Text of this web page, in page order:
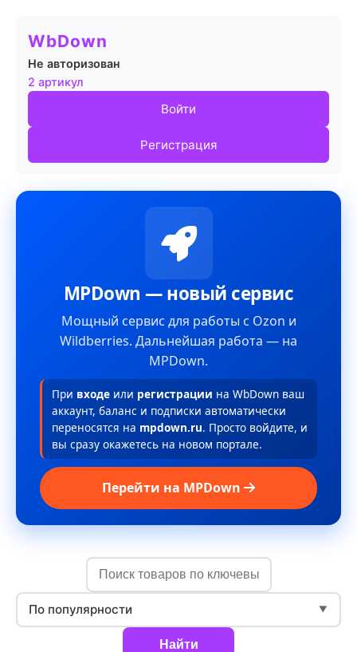
WbDown
Не авторизован
2 артикул
Войти
Регистрация
MPDown — новый сервис
Мощный сервис для работы с Ozon и
Wildberries. Дальнейшая работа — на
MPDown.
При входе или регистрации на WbDown ваш
аккаунт, баланс и подписки автоматически
переносятся на mpdown.ru. Просто войдите, и
вы сразу окажетесь на новом портале.
Перейти на MPDown
По популярности ▼
Найти